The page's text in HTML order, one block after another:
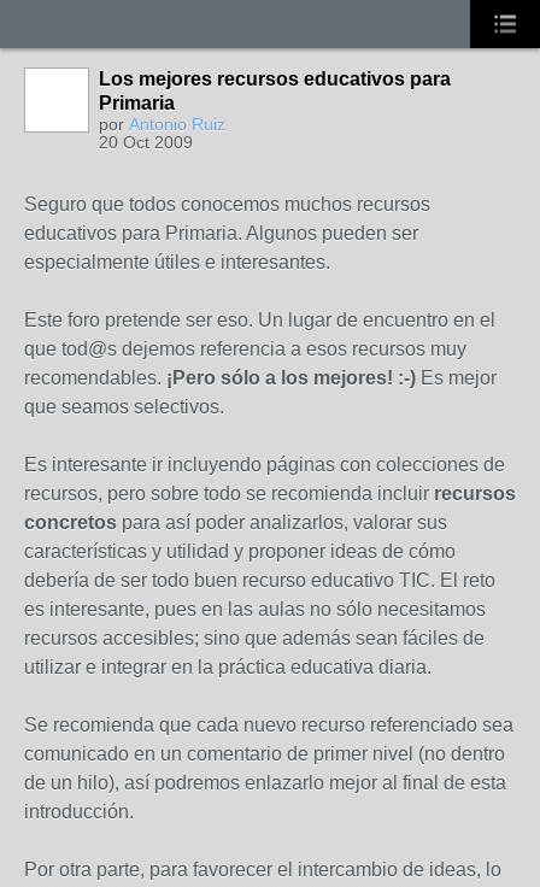
Los mejores recursos educativos para
Primaria
por Antonio Ruiz
20 Oct 2009
Seguro que todos conocemos muchos recursos
educativos para Primaria. Algunos pueden ser
especialmente útiles e interesantes.
Este foro pretende ser eso. Un lugar de encuentro en el
que tod@s dejemos referencia a esos recursos muy
recomendables. ¡Pero sólo a los mejores! :-) Es mejor
que seamos selectivos.
Es interesante ir incluyendo páginas con colecciones de
recursos, pero sobre todo se recomienda incluir recursos
concretos para así poder analizarlos, valorar sus
características y utilidad y proponer ideas de cómo
debería de ser todo buen recurso educativo TIC. El reto
es interesante, pues en las aulas no sólo necesitamos
recursos accesibles; sino que además sean fáciles de
utilizar e integrar en la práctica educativa diaria.
Se recomienda que cada nuevo recurso referenciado sea
comunicado en un comentario de primer nivel (no dentro
de un hilo), así podremos enlazarlo mejor al final de esta
introducción.
Por otra parte, para favorecer el intercambio de ideas, lo